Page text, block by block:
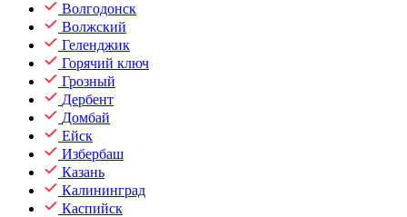
Волгодонск
Волжский
Геленджик
Горячий ключ
Грозный
Дербент
Домбай
Ейск
Избербаш
Казань
Калининград
Каспийск